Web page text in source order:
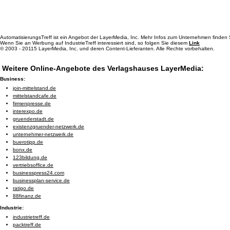
AutomatisierungsTreff ist ein Angebot der LayerMedia, Inc. Mehr Infos zum Unternehmen finden
Wenn Sie an Werbung auf IndustrieTreff interessiert sind, so folgen Sie diesem Link
© 2003 - 20115 LayerMedia, Inc. und deren Content-Lieferanten. Alle Rechte vorbehalten.
Weitere Online-Angebote des Verlagshauses LayerMedia:
Business:
join-mittelstand.de
mittelstandcafe.de
firmenpresse.de
interexpo.de
gruenderstadt.de
existenzgruender-netzwerk.de
unternehmer-netzwerk.de
buerotipp.de
bonx.de
123bildung.de
vertriebsoffice.de
businesspress24.com
businessplan-service.de
ratigo.de
88finanz.de
Industrie:
industrietreff.de
packtreff.de